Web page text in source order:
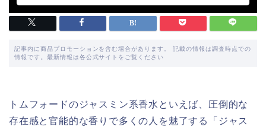
記事内に商品プロモーションを含む場合があります。 記載の情報は調査時点での
情報です。最新情報は各公式サイトをご覧ください
トムフォードのジャスミン系香水といえば、圧倒的な
存在感と官能的な香りで多くの人を魅了する「ジャス